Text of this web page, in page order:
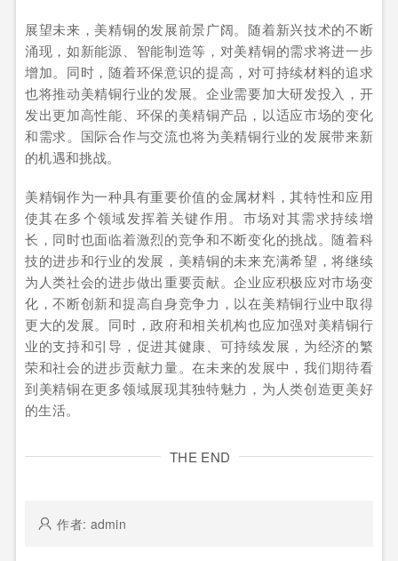
展望未来，美精铜的发展前景广阔。随着新兴技术的不断
涌现，如新能源、智能制造等，对美精铜的需求将进一步
增加。同时，随着环保意识的提高，对可持续材料的追求
也将推动美精铜行业的发展。企业需要加大研发投入，开
发出更加高性能、环保的美精铜产品，以适应市场的变化
和需求。国际合作与交流也将为美精铜行业的发展带来新
的机遇和挑战。
美精铜作为一种具有重要价值的金属材料，其特性和应用
使其在多个领域发挥着关键作用。市场对其需求持续增
长，同时也面临着激烈的竞争和不断变化的挑战。随着科
技的进步和行业的发展，美精铜的未来充满希望，将继续
为人类社会的进步做出重要贡献。企业应积极应对市场变
化，不断创新和提高自身竞争力，以在美精铜行业中取得
更大的发展。同时，政府和相关机构也应加强对美精铜行
业的支持和引导，促进其健康、可持续发展，为经济的繁
荣和社会的进步贡献力量。在未来的发展中，我们期待看
到美精铜在更多领域展现其独特魅力，为人类创造更美好
的生活。
THE END
作者: admin